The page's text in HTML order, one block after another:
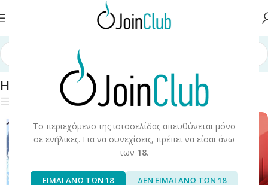
Το περιεχόμενο της ιστοσελίδας απευθύνεται μόνο
σε ενήλικες. Για να συνεχίσεις, πρέπει να είσαι άνω
των 18.
ΕΙΜΑΙ ΑΝΩ ΤΩΝ 18 ΔΕΝ ΕΙΜΑΙ ΑΝΩ ΤΩΝ 18
Καπνού Hookah/Shisha Σελίδα 2
Hookah Tobacco/Flavors